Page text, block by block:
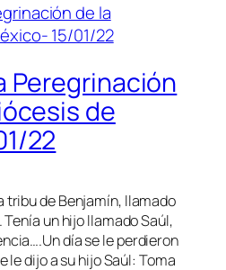
Peregrinación
de
22
tribu de Benjamín, llamado
Tenía un hijo llamado Saúl,
día se le perdieron
le dijo a su hijo Saúl: Toma